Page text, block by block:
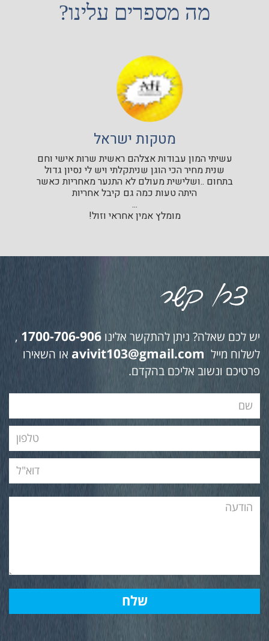
מה מספרים עלינו?
מטקות ישראל
עשיתי המון עבודות אצלהם ראשית שרות אישי וחם
שנית מחיר הכי הוגן שניתקלתי ויש לי נסיון גדול
בתחום ..ושלישית מעולם לא התנער מאחריות כאשר
היתה טעות כמה גם קיבל אחריות
...
מומלץ אמין אחראי וזול!
יש לכם שאלה? ניתן להתקשר אלינו 1700-706-906
,
לשלוח מייל avivit103@gmail.com או השאירו
פרטיכם ונשוב אליכם בהקדם.